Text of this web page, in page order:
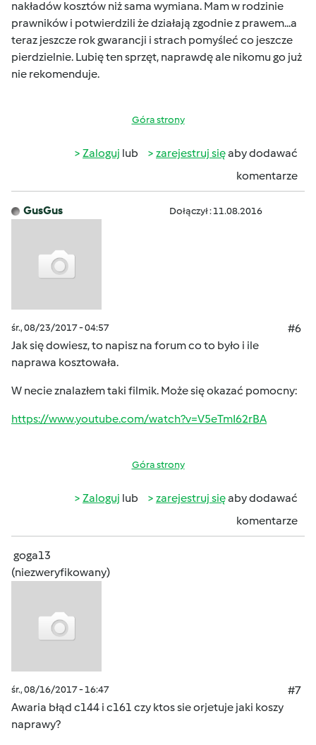
nakładów kosztów niż sama wymiana. Mam w rodzinie
prawników i potwierdzili że działają zgodnie z prawem...a
teraz jeszcze rok gwarancji i strach pomyśleć co jeszcze
pierdzielnie. Lubię ten sprzęt, naprawdę ale nikomu go już
nie rekomenduje.
Góra strony
Zaloguj lub zarejestruj sięaby dodawać
komentarze
GusGus Dołączył : 11.08.2016
śr., 08/23/2017 - 04:57
#6
Jak się dowiesz, to napisz na forum co to było i ile
naprawa kosztowała.
W necie znalazłem taki filmik. Może się okazać pomocny:
https://www.youtube.com/watch?v=V5eTmI62rBA
Góra strony
Zaloguj lub zarejestruj sięaby dodawać
komentarze
goga13
(niezweryfikowany)
śr., 08/16/2017 - 16:47
#7
Awaria błąd c144 i c161 czy ktos sie orjetuje jaki koszy
naprawy?